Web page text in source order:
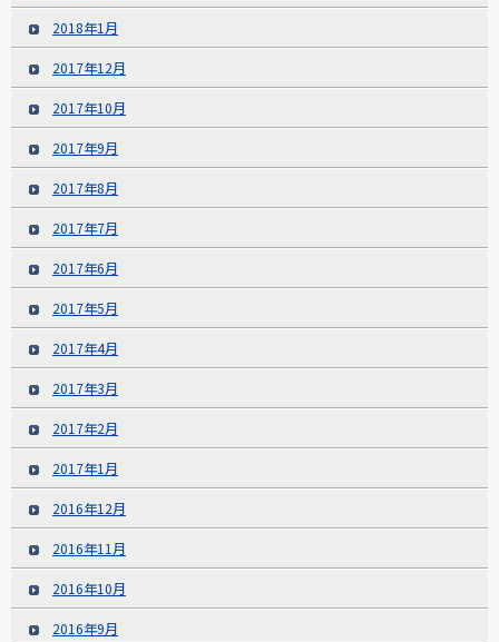
2018年1月
2017年12月
2017年10月
2017年9月
2017年8月
2017年7月
2017年6月
2017年5月
2017年4月
2017年3月
2017年2月
2017年1月
2016年12月
2016年11月
2016年10月
2016年9月